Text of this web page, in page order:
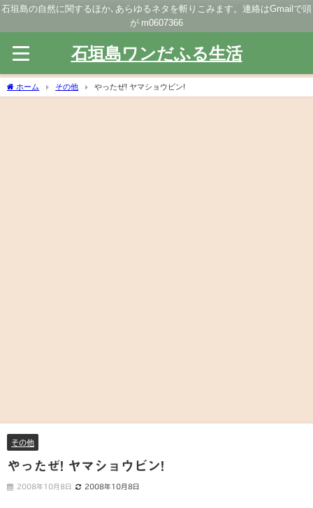
石垣島の自然に関するほか､あらゆるネタを斬りこみます。連絡はGmailで頭
が m0607366
石垣島ワンだふる生活
ホーム その他 やったぜ! ヤマショウビン!
その他
やったぜ! ヤマショウビン!
2008年10月8日 2008年10月8日